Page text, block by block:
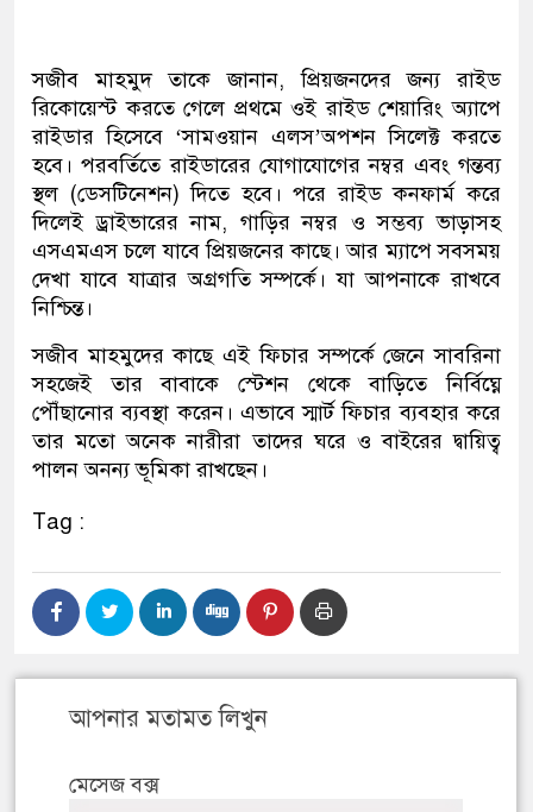
সজীব মাহমুদ তাকে জানান, প্রিয়জনদের জন্য রাইড
রিকোয়েস্ট করতে গেলে প্রথমে ওই রাইড শেয়ারিং অ্যাপে
রাইডার হিসেবে ‘সামওয়ান এলস’অপশন সিলেক্ট করতে
হবে। পরবর্তিতে রাইডারের যোগাযোগের নম্বর এবং গন্তব্য
স্থল (ডেসটিনেশন) দিতে হবে। পরে রাইড কনফার্ম করে
দিলেই ড্রাইভারের নাম, গাড়ির নম্বর ও সম্ভব্য ভাড়াসহ
এসএমএস চলে যাবে প্রিয়জনের কাছে। আর ম্যাপে সবসময়
দেখা যাবে যাত্রার অগ্রগতি সম্পর্কে। যা আপনাকে রাখবে
নিশ্চিন্ত।
সজীব মাহমুদের কাছে এই ফিচার সম্পর্কে জেনে সাবরিনা
সহজেই তার বাবাকে স্টেশন থেকে বাড়িতে নির্বিঘ্নে
পৌঁছানোর ব্যবস্থা করেন। এভাবে স্মার্ট ফিচার ব্যবহার করে
তার মতো অনেক নারীরা তাদের ঘরে ও বাইরের দ্বায়িত্ব
পালন অনন্য ভূমিকা রাখছেন।
Tag :
আপনার মতামত লিখুন
মেসেজ বক্স